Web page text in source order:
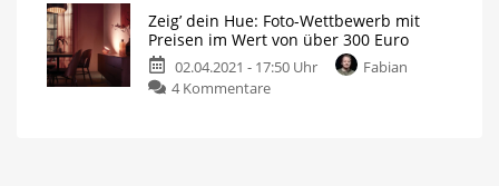
der
wahre
Sieger
meines
Zeig’ dein Hue: Foto-Wettbewerb mit
Preisen im Wert von über 300 Euro
02.04.2021 - 17:50 Uhr
Fabian
4 Kommentarezu